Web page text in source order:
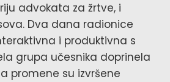
advokata za žrtve, i
Dva dana radionice
i produktivna s
grupa učesnika doprinela
a promene su izvršene